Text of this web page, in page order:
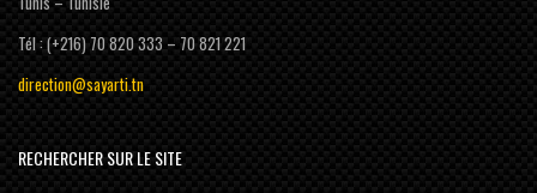
Tél : (+216) 70 820 333 – 70 821 221
direction@sayarti.tn
RECHERCHER SUR LE SITE